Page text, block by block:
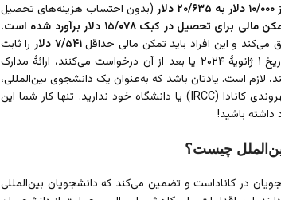
۶۳۵ دلار
(بدون احتساب هزینه‌های تحصیل
تحصیل در کبک ۱۵/۰۷۸ دلار برآورد شده است.
می‌کند و این افراد باید تمکن مالی حداقل۷/۵۴۱ دلار
را ثابت
کنند. در مجموع، برای کسانی که برای مجوز تحصیل کانادا در تاریخ ۱ ژانویۀ ۲۰۲۴ یا بعد از آن درخواست می‌کنند، ارائۀ مدارک
است. یادتان باشد که به‌عنوان یک دانشجوی بین‌المللی،
نیازی به پرداخت این وجوه به سازمان مهاجرت، پناهندگی و شهروندی کانادا (IRCC) یا دانشگاه خود ندارید. تنها کار شما این
باشید!
چیست؟
در کاناداست و تضمین می‌کند که دانشجویان بین‌المللی